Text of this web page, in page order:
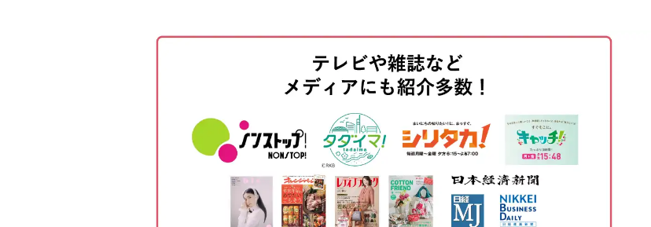
今回はダークブルーの色味で作っていますが、カラーアレンジは自由自在。
ピンクやパープルの色味で可愛らしく仕上げてもよし、明るいブルーやグリーンを使っ
て爽やかに夏らしく仕上げてもよし♪アレンジ次第で、季節を問わず使える万能アート
として活躍してくれます。
白の濃い部分を作る
マットトップジェルを塗る
シール、パーツを付ける